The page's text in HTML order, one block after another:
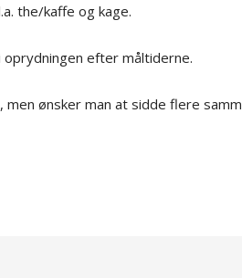
the/kaffe og kage.
efter måltiderne.
ønsker man at sidde flere